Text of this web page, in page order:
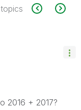
2016 + 2017?